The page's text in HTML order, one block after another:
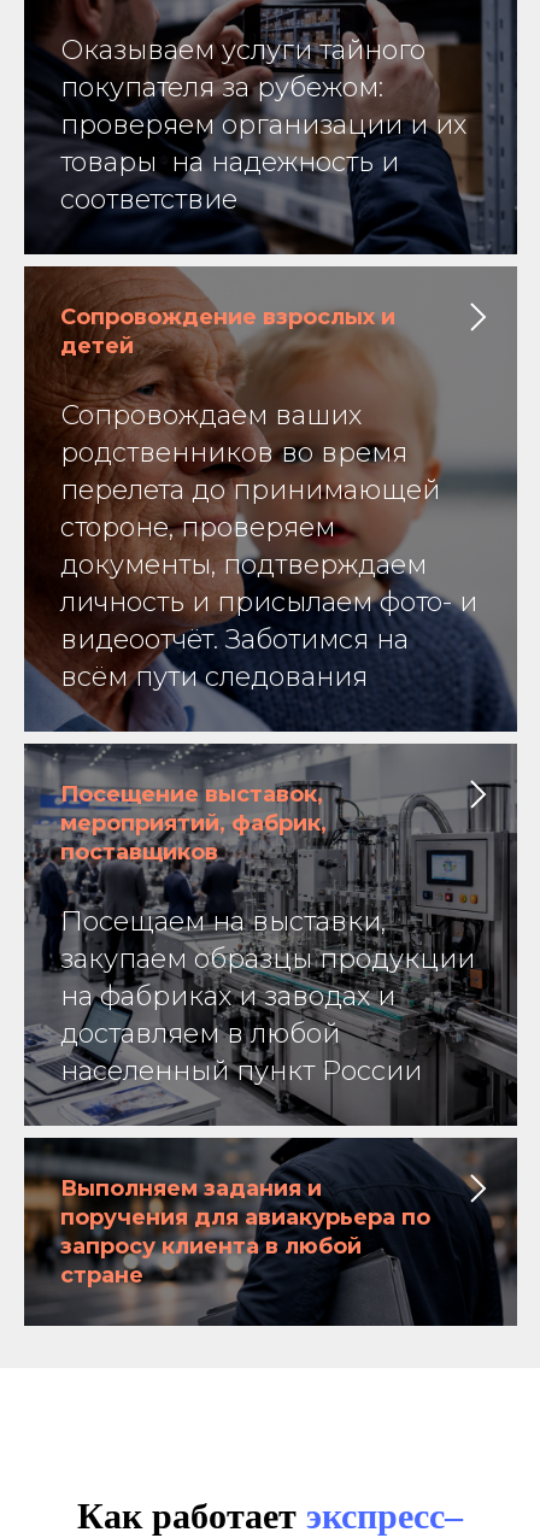
Оказываем услуги тайного
покупателя за рубежом:
проверяем организации и их
товары на надежность и
соответствие
Сопровождение взрослых и
детей
Сопровождаем ваших
родственников во время
перелета до принимающей
стороне, проверяем
документы, подтверждаем
личность и присылаем фото- и
видеоотчёт. Заботимся на
всём пути следования
Посещение выставок,
мероприятий, фабрик,
поставщиков
Посещаем на выставки,
закупаем образцы продукции
на фабриках и заводах и
доставляем в любой
населенный пункт России
Выполняем задания и
поручения для авиакурьера по
запросу клиента в любой
стране
Как работает экспресс–